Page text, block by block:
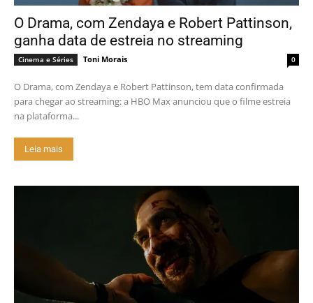
O Drama, com Zendaya e Robert Pattinson,
ganha data de estreia no streaming
Cinema e Séries Toni Morais 0
O Drama, com Zendaya e Robert Pattinson, tem data confirmada
para chegar ao streaming: a HBO Max anunciou que o filme estreia
na plataforma...
Leia mais